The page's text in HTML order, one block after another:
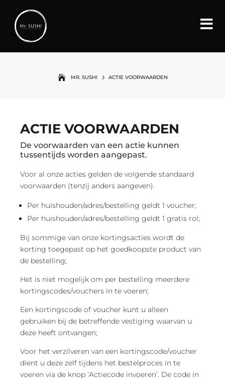
MR. SUSHI 5 ACTIE VOORWAARDEN
ACTIE VOORWAARDEN
De voorwaarden van een actie kunnen
tussentijds worden aangepast.
Voor al onze acties gelden de volgende standaard
voorwaarden (tenzij anders aangeven).
Per huishouden/adres/bestelling geldt 1 voucher;
Per huishouden/adres/bestelling geldt 1 gratis rol;
Bij sommige van onze kortingsacties wordt de
korting toegepast op het goedkoopste product van
de bestelling;
Het is niet mogelijk om per bestelling meerdere
kortingscodes/vouchers in te voeren;
Een kortingscode of voucher kunt u alleen
gebruiken bij de betreffende vestiging waarvan u
deze heeft ontvangen;
Voor het verzilveren van een kortingscode/voucher
dient u deze zelf tijdens het bestelproces in te
voeren via de knop ‘Actiecode invoeren’. De code in